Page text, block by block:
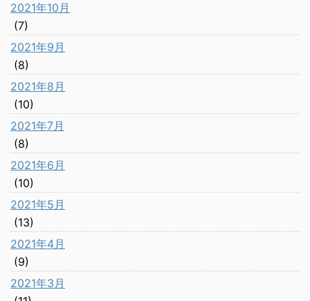
2021年10月
(7)
2021年9月
(8)
2021年8月
(10)
2021年7月
(8)
2021年6月
(10)
2021年5月
(13)
2021年4月
(9)
2021年3月